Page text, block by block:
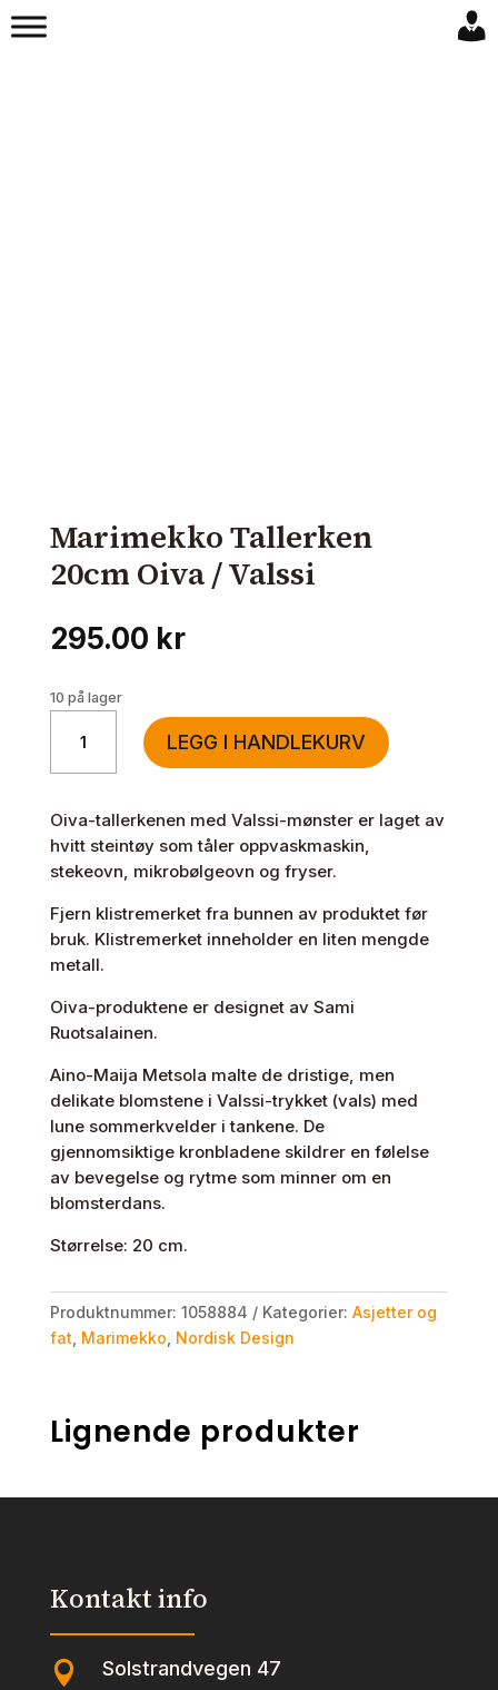
Marimekko Tallerken
20cm Oiva / Valssi
295.00 kr
10 på lager
Tallerken
20cm
/
Valssi
antall
LEGG I HANDLEKURV
Oiva-tallerkenen med Valssi-mønster er laget av
hvitt steintøy som tåler oppvaskmaskin,
stekeovn, mikrobølgeovn og fryser.
Fjern klistremerket fra bunnen av produktet før
bruk. Klistremerket inneholder en liten mengde
metall.
Oiva-produktene er designet av Sami
Ruotsalainen.
Aino-Maija Metsola malte de dristige, men
delikate blomstene i Valssi-trykket (vals) med
lune sommerkvelder i tankene. De
gjennomsiktige kronbladene skildrer en følelse
av bevegelse og rytme som minner om en
blomsterdans.
Størrelse: 20 cm.
Produktnummer: 1058884 Kategorier: Asjetter og
fat Marimekko Nordisk Design
Lignende produkter
Kontakt info
 Solstrandvegen 47